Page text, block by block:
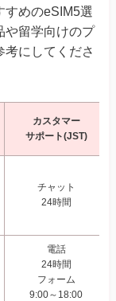
すめのeSIM5選
や留学向けのプ
にしてくださ
カスタマー
サポート(JST)
チャット
24時間
電話
24時間
フォーム
9:00～18:00